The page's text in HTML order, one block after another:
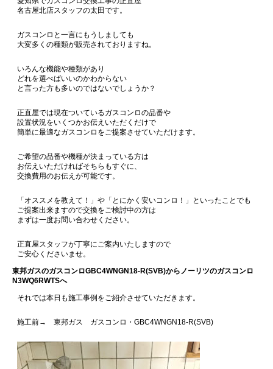
名古屋北店スタッフの太田です。
ガスコンロと一言にもうしましても
大変多くの種類が販売されておりますね。
いろんな機能や種類があり
どれを選べばいいのかわからない
と言った方も多いのではないでしょうか？
正直屋では現在ついているガスコンロの品番や
設置状況をいくつかお伝えいただくだけで
簡単に最適なガスコンロをご提案させていただけます。
ご希望の品番や機種が決まっている方は
お伝えいただければそちらもすぐに、
交換費用のお伝えが可能です。
「オススメを教えて！」や「とにかく安いコンロ！」といったことでも
ご提案出来ますので交換をご検討中の方は
まずは一度お問い合わせください。
正直屋スタッフが丁寧にご案内いたしますので
ご安心くださいませ。
東邦ガスのガスコンロGBC4WNGN18-R(SVB)からノーリツのガスコンロ
N3WQ6RWTSへ
それでは本日も施工事例をご紹介させていただきます。
施工前→ 東邦ガス ガスコンロ・GBC4WNGN18-R(SVB)